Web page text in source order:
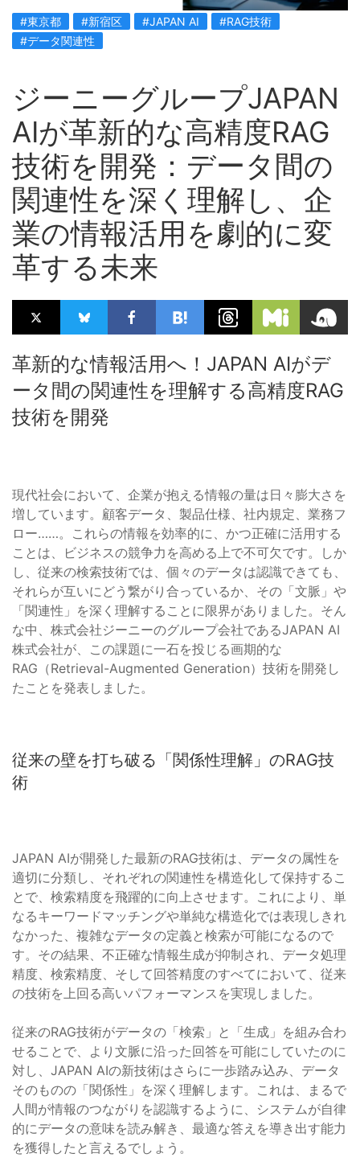
#東京都 #新宿区 #JAPAN AI
#RAG技術
#データ関連性
ジーニーグループJAPAN
AIが革新的な高精度RAG
技術を開発：データ間の
関連性を深く理解し、企
業の情報活用を劇的に変
革する未来
革新的な情報活用へ！JAPAN AIがデ
ータ間の関連性を理解する高精度RAG
技術を開発
現代社会において、企業が抱える情報の量は日々膨大さを
増しています。顧客データ、製品仕様、社内規定、業務フ
ロー……。これらの情報を効率的に、かつ正確に活用する
ことは、ビジネスの競争力を高める上で不可欠です。しか
し、従来の検索技術では、個々のデータは認識できても、
それらが互いにどう繋がり合っているか、その「文脈」や
「関連性」を深く理解することに限界がありました。そん
な中、株式会社ジーニーのグループ会社であるJAPAN AI
株式会社が、この課題に一石を投じる画期的な
RAG（Retrieval-Augmented Generation）技術を開発し
たことを発表しました。
従来の壁を打ち破る「関係性理解」のRAG技
術
JAPAN AIが開発した最新のRAG技術は、データの属性を
適切に分類し、それぞれの関連性を構造化して保持するこ
とで、検索精度を飛躍的に向上させます。これにより、単
なるキーワードマッチングや単純な構造化では表現しきれ
なかった、複雑なデータの定義と検索が可能になるので
す。その結果、不正確な情報生成が抑制され、データ処理
精度、検索精度、そして回答精度のすべてにおいて、従来
の技術を上回る高いパフォーマンスを実現しました。
従来のRAG技術がデータの「検索」と「生成」を組み合わ
せることで、より文脈に沿った回答を可能にしていたのに
対し、JAPAN AIの新技術はさらに一歩踏み込み、データ
そのものの「関係性」を深く理解します。これは、まるで
人間が情報のつながりを認識するように、システムが自律
的にデータの意味を読み解き、最適な答えを導き出す能力
を獲得したと言えるでしょう。